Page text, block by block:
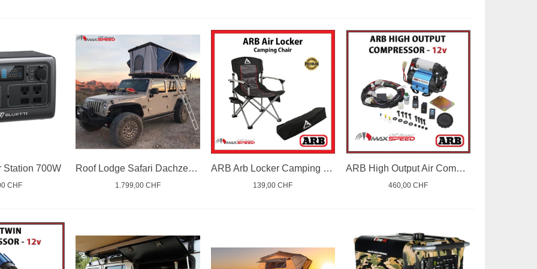
Station 700W
CHF
Roof Lodge Safari Dachzelte Aluminium
1.799,00 CHF
ARB Arb Locker Camping Chair
139,00 CHF
ARB High Output Air Compressor 12V
460,00 CHF